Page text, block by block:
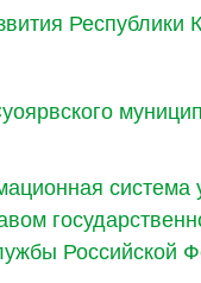
Республики
система
Российской